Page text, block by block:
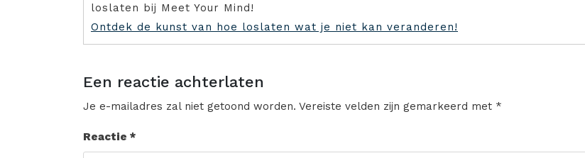
loslaten bij Meet Your Mind!
Ontdek de kunst van hoe loslaten wat je niet kan veranderen!
Een reactie achterlaten
Je e-mailadres zal niet getoond worden. Vereiste velden zijn gemarkeerd met *
Reactie *